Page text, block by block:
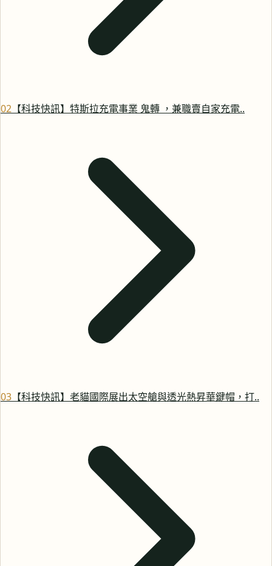
02 【科技快訊】特斯拉充電事業 鬼轉 ，兼職賣自家充電..
03 【科技快訊】老貓國際展出太空艙與透光熱昇華鍵帽，打..